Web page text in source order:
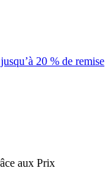
20 % de remise
aux Prix